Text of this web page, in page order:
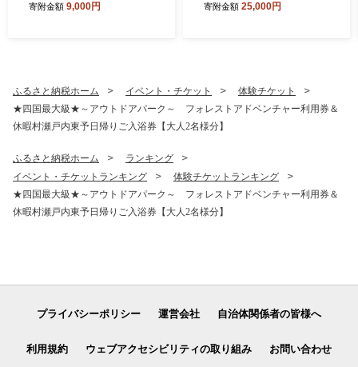
能性表示食品 茶カテキン ペ
寄附金額 9,000円
わせ 人気 アソート お菓子ス
寄附金額 25,000円
ふるさと納税ホーム イベント・チケット
体験チケット
★四国最大級★～アウトドアパーク～ フォレストアドベンチャー利用券＆
休暇村瀬戸内東予日帰りご入浴券【大人2名様分】
ふるさと納税ホーム
ランキング
イベント・チケットランキング
体験チケットランキング
★四国最大級★～アウトドアパーク～ フォレストアドベンチャー利用券＆
休暇村瀬戸内東予日帰りご入浴券【大人2名様分】
プライバシーポリシー 運営会社 自治体関係者の皆様へ
利用規約 ウェブアクセシビリティの取り組み お問い合わせ